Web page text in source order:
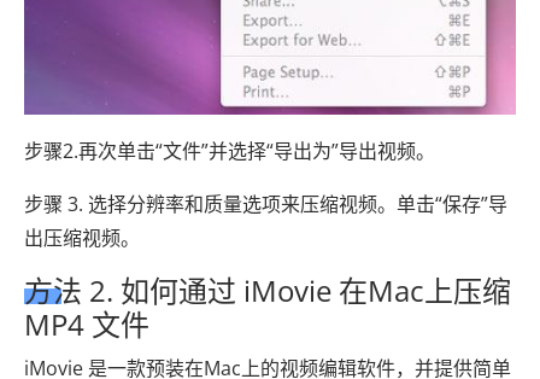
步骤2.再次单击“文件”并选择“导出为”导出视频。
步骤 3. 选择分辨率和质量选项来压缩视频。单击“保存”导
出压缩视频。
方法 2. 如何通过 iMovie 在Mac上压缩
MP4 文件
iMovie 是一款预装在Mac上的视频编辑软件，并提供简单